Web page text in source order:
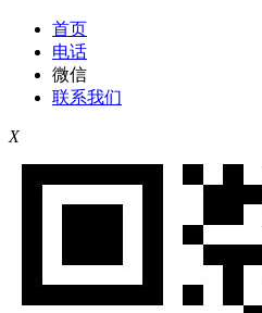
首页
电话
微信
联系我们
X